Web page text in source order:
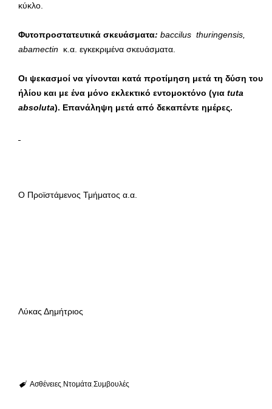
κύκλο.
Φυτοπροστατευτικά σκευάσματα: baccilus thuringensis,
abamectin κ.α. εγκεκριμένα σκευάσματα.
Οι ψεκασμοί να γίνονται κατά προτίμηση μετά τη δύση του
ήλίου και με ένα μόνο εκλεκτικό εντομοκτόνο (για tuta
absoluta). Επανάληψη μετά από δεκαπέντε ημέρες.
Ο Προϊστάμενος Τμήματος α.α.
Λύκας Δημήτριος
Ασθένειες Ντομάτα Συμβουλές